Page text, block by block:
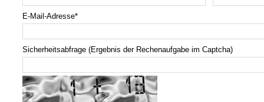
E-Mail-Adresse*
Sicherheitsabfrage (Ergebnis der Rechenaufgabe im Captcha)